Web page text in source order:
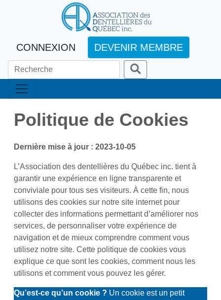
CONNEXION DEVENIR MEMBRE
Politique de Cookies
Dernière mise à jour : 2023-10-05
L’Association des dentellières du Québec inc. tient à
garantir une expérience en ligne transparente et
conviviale pour tous ses visiteurs. À cette fin, nous
utilisons des cookies sur notre site internet pour
collecter des informations permettant d’améliorer nos
services, de personnaliser votre expérience de
navigation et de mieux comprendre comment vous
utilisez notre site. Cette politique de cookies vous
explique ce que sont les cookies, comment nous les
utilisons et comment vous pouvez les gérer.
Qu’est-ce qu’un cookie ? Un cookie est un petit